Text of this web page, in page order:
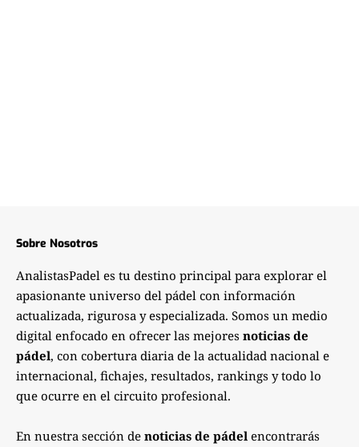
Sobre Nosotros
AnalistasPadel es tu destino principal para explorar el
apasionante universo del pádel con información
actualizada, rigurosa y especializada. Somos un medio
digital enfocado en ofrecer las mejores noticias de
pádel, con cobertura diaria de la actualidad nacional e
internacional, fichajes, resultados, rankings y todo lo
que ocurre en el circuito profesional.
En nuestra sección de noticias de pádel encontrarás